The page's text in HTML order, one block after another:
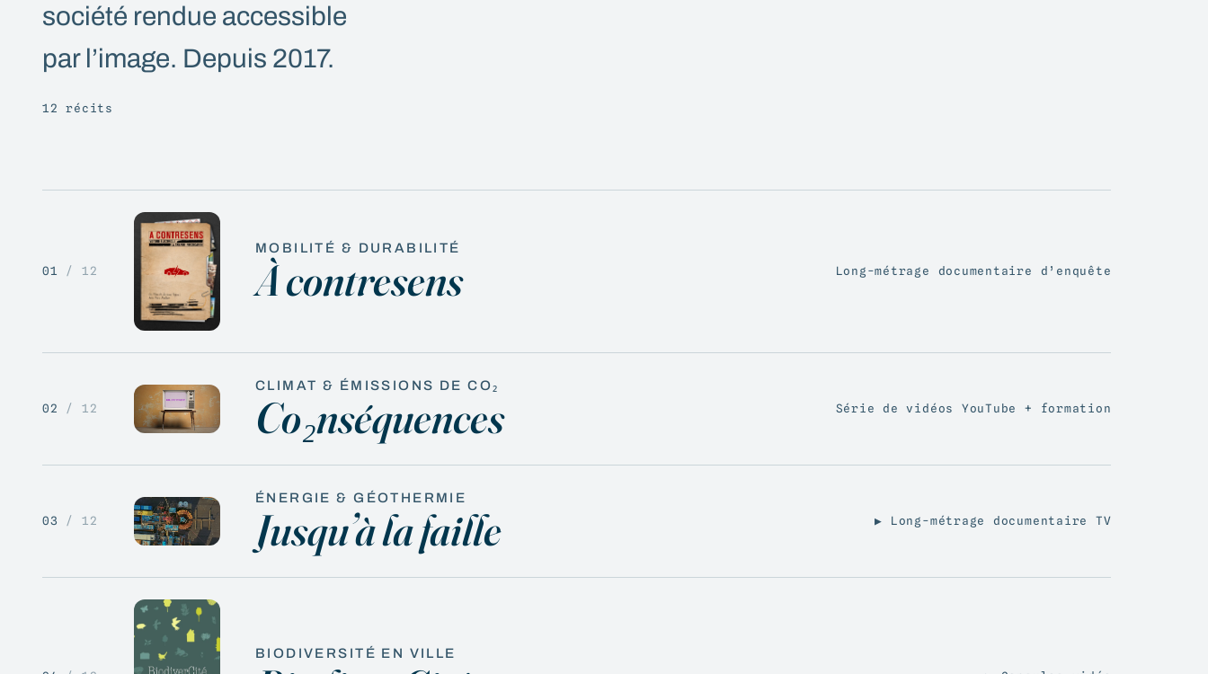
société rendue accessible
par l’image. Depuis 2017.
12 récits
01 / 12
MOBILITÉ & DURABILITÉ
À contresens Long-métrage documentaire d’enquête
02 / 12
CLIMAT & ÉMISSIONS DE CO₂
Co₂nséquences Série de vidéos YouTube + formation
03 / 12
ÉNERGIE & GÉOTHERMIE
Jusqu’à la faille ▶ Long-métrage documentaire TV
BIODIVERSITÉ EN VILLE